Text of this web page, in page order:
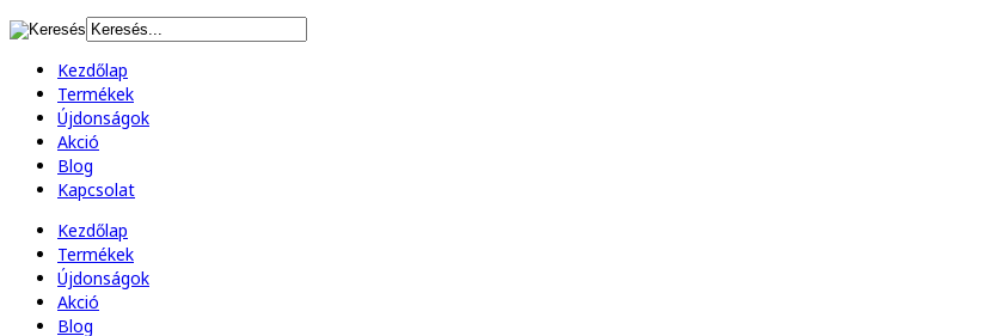
Kezdőlap
Termékek
Újdonságok
Akció
Blog
Kapcsolat
Kezdőlap
Termékek
Újdonságok
Akció
Blog